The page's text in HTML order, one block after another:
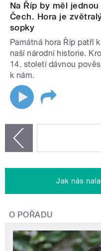
Na Říp by měl
Čech. Hora je
sopky
Památná hora Říp patří
naší národní historie.
14. století dávnou
k nám.
Jak nás
O POŘADU